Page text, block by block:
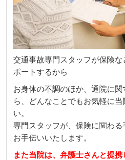
交通事故専門スタッフが保険
ポートするから
お身体の不調のほか、通院に
ら、どんなことでもお気軽に当
い。
専門スタッフが、保険に関わ
お手伝いいたします。
また当院は、弁護士さんと提携